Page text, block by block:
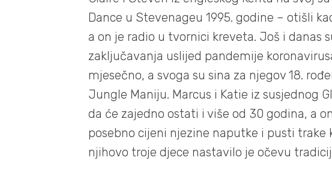
Dance u Stevenageu 1995. godine – otišli
a on je radio u tvornici kreveta. Još i danas
zaključavanja uslijed pandemije
mjesečno, a svoga su sina za njegov 18.
Jungle Maniju. Marcus i Katie iz susjednog
da će zajedno ostati i više od 30 godina, a
posebno cijeni njezine naputke i pusti trake
njihovo troje djece nastavilo je očevu